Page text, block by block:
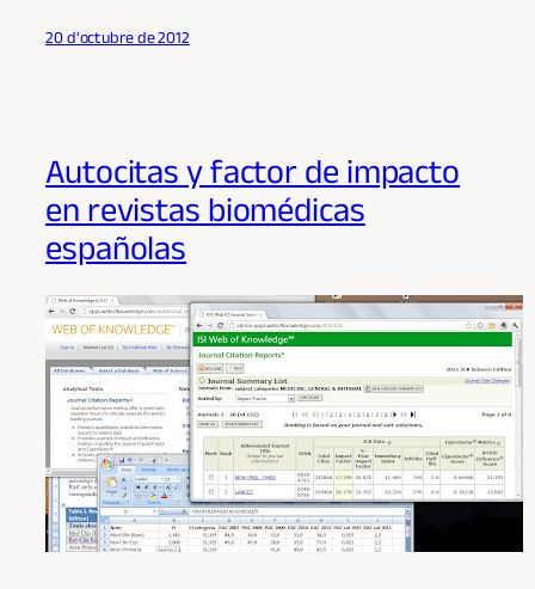
20 d'octubre de 2012
Autocitas y factor de impacto
en revistas biomédicas
españolas